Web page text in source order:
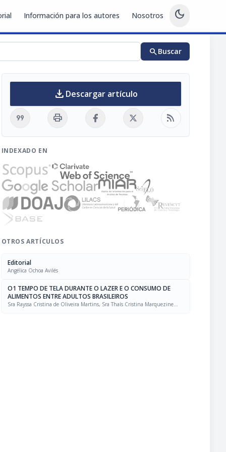
Información para los autores Nosotros dark_mode
searchBuscar
download Descargar artículo
format_quote print rss_feed
INDEXADO EN
OTROS ARTÍCULOS
Editorial
Angélica Ochoa Avilés
O1 TEMPO DE TELA DURANTE O LAZER E O CONSUMO DE
ALIMENTOS ENTRE ADULTOS BRASILEIROS
Sra Rayssa Cristina de Oliveira Martins, Sra Thaís Cristina Marquezine